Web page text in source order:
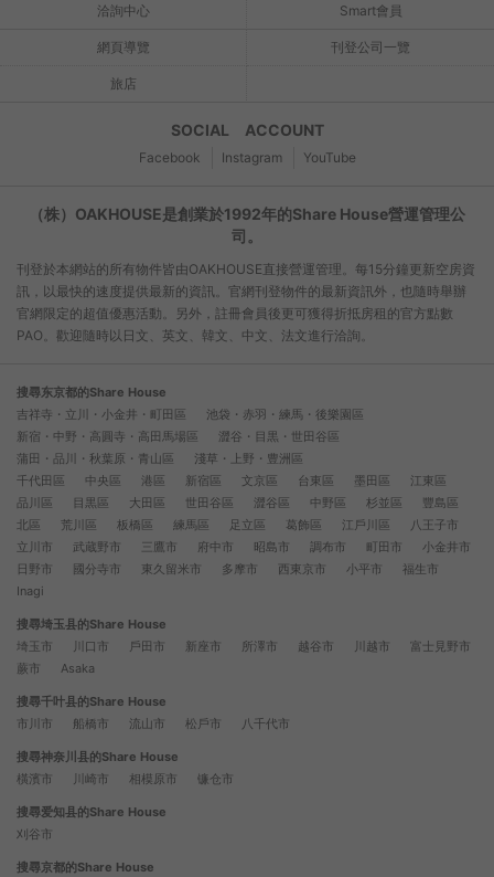
洽詢中心 Smart會員
網頁導覽 刊登公司一覽
旅店
SOCIAL ACCOUNT
Facebook Instagram YouTube
（株）OAKHOUSE是創業於1992年的Share House營運管理公
司。
刊登於本網站的所有物件皆由OAKHOUSE直接營運管理。每15分鐘更新空房資
訊，以最快的速度提供最新的資訊。官網刊登物件的最新資訊外，也隨時舉辦
官網限定的超值優惠活動。另外，註冊會員後更可獲得折抵房租的官方點數
PAO。歡迎隨時以日文、英文、韓文、中文、法文進行洽詢。
搜尋东京都的Share House
吉祥寺・立川・小金井・町田區
池袋・赤羽・練馬・後樂園區
新宿・中野・高圓寺・高田馬場區
澀谷・目黒・世田谷區
蒲田・品川・秋葉原・青山區
淺草・上野・豊洲區
千代田區
中央區 港區 新宿區 文京區 台東區 墨田區
江東區
品川區
目黒區 大田區 世田谷區 澀谷區 中野區 杉並區
豐島區
北區
荒川區 板橋區 練馬區 足立區 葛飾區 江戶川區
八王子市
立川市
武蔵野市 三鷹市 府中市 昭島市 調布市 町田市
小金井市
日野市
國分寺市 東久留米市 多摩市 西東京市 小平市
福生市
Inagi
搜尋埼玉县的Share House
埼玉市
川口市 戶田市 新座市 所澤市 越谷市 川越市
富士見野市
蕨市
Asaka
搜尋千叶县的Share House
市川市
船橋市 流山市 松戶市 八千代市
搜尋神奈川县的Share House
橫濱市
川崎市 相模原市 镰仓市
搜尋爱知县的Share House
刈谷市
搜尋京都的Share House